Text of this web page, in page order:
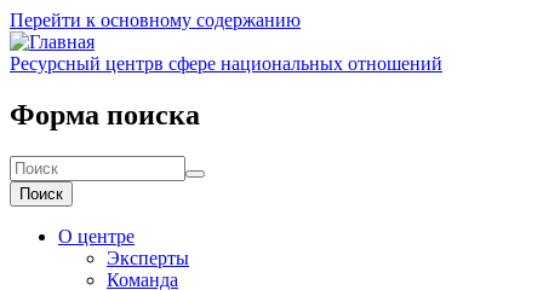
Перейти к основному содержанию
Ресурсный центрв сфере национальных отношений
Форма поиска
Поиск
О центре
Эксперты
Команда